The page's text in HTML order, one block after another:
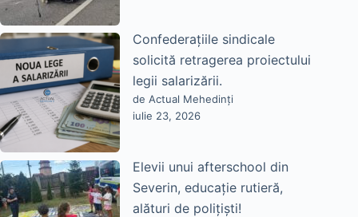
Confederațiile sindicale
solicită retragerea proiectului
legii salarizării.
de Actual Mehedinți
iulie 23, 2026
Elevii unui afterschool din
Severin, educație rutieră,
alături de polițiști!